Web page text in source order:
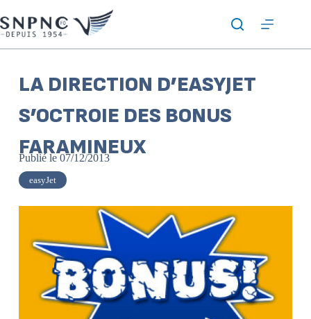
LA DIRECTION D’EASYJET
S’OCTROIE DES BONUS
FARAMINEUX
Publié le 07/12/2013
easyJet